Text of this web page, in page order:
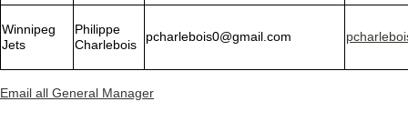
Winnipeg
Jets
Philippe
Charlebois
pcharlebois0@gmail.com
Email all General Manager